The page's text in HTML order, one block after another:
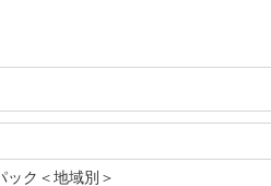
ク＜地域別＞